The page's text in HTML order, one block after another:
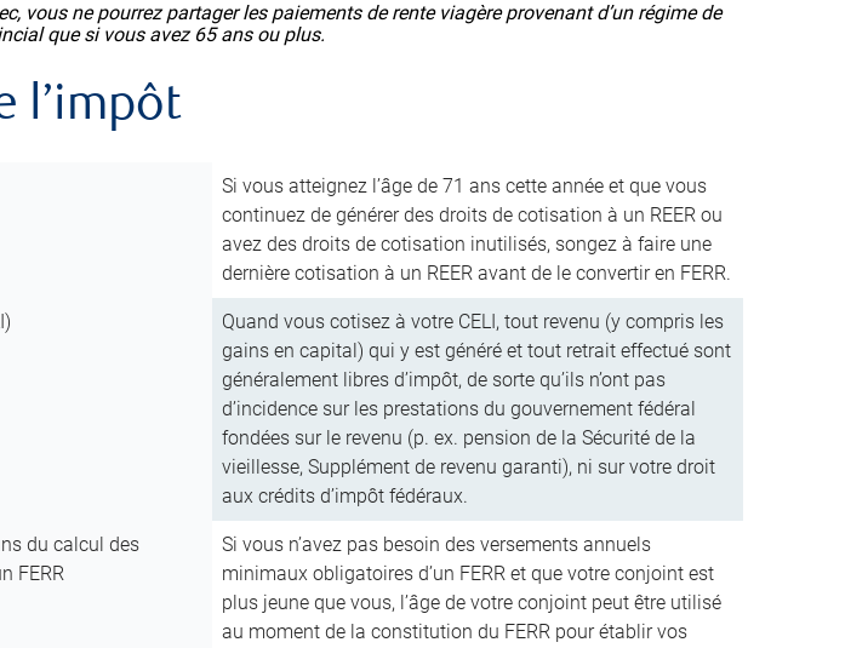
vous ne pourrez partager les paiements de rente viagère provenant d’un régime de
que si vous avez 65 ans ou plus.
l’impôt
Si vous atteignez l’âge de 71 ans cette année et que vous
continuez de générer des droits de cotisation à un REER ou
avez des droits de cotisation inutilisés, songez à faire une
dernière cotisation à un REER avant de le convertir en FERR.
Quand vous cotisez à votre CELI, tout revenu (y compris les
gains en capital) qui y est généré et tout retrait effectué sont
généralement libres d’impôt, de sorte qu’ils n’ont pas
d’incidence sur les prestations du gouvernement fédéral
fondées sur le revenu (p. ex. pension de la Sécurité de la
vieillesse, Supplément de revenu garanti), ni sur votre droit
aux crédits d’impôt fédéraux.
du calcul des
FERR
Si vous n’avez pas besoin des versements annuels
minimaux obligatoires d’un FERR et que votre conjoint est
plus jeune que vous, l’âge de votre conjoint peut être utilisé
au moment de la constitution du FERR pour établir vos